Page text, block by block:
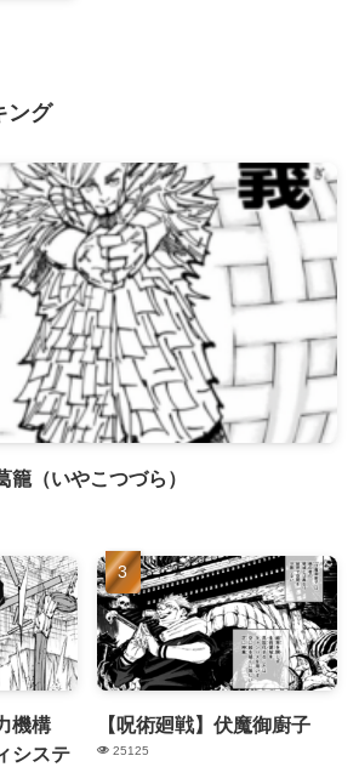
ング
籠（いやこつづら）
機構
システ
【呪術廻戦】伏魔御廚子
25125